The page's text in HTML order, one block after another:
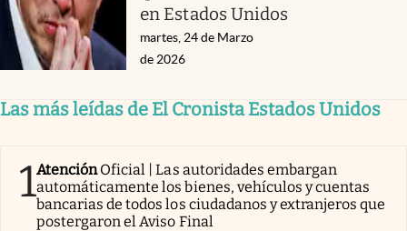
en Estados Unidos
martes, 24 de Marzo
de 2026
Las más leídas de El Cronista Estados Unidos
1AtenciónOficial | Las autoridades embargan
automáticamente los bienes, vehículos y cuentas
bancarias de todos los ciudadanos y extranjeros que
postergaron el Aviso Final